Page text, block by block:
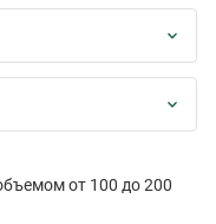
от 100 до 200